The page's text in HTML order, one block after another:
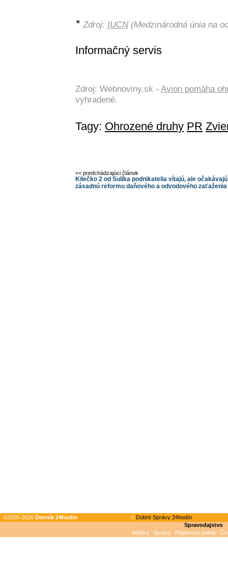
*Zdroj: IUCN (Medzinárodná únia na
Informačný servis
Zdroj: Webnoviny.sk - Avion pomáha
vyhradené.
Tagy: Ohrozené druhy PR
<< predchádzajúci článok
Kilečko 2 od Sulíka podnikatelia vítajú, ale
zásadnú reformu daňového a odvodového zaťaženia
©2005-2026 Denník 24hodin
Dobré Správy 24hodín
Spravodajstvo
Mačka
Správy Papierové palety